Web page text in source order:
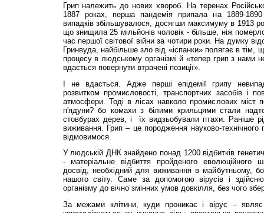
Грип належить до нових хвороб. На теренах
1887 роках, перша пандемія припала на 1889-
випадків збільшувалося, досягши максимуму в 1913
що знищила 25 мільйонів чоловік - більше, ніж
час першої світової війни за чотири роки. На думку
Гринвуда, найбільше зло від «іспанки» полягає в
процесу в людському організмі й «тепер грип з нами
вдається повернути втрачені позиції».
І не вдасться. Адже перші епідемії грипу
розвитком промисловості, транспортних засобів і
атмосфери. Тоді в лісах навколо промислових міст
п'ядуни? бо комахи з білими крильцями стали
стовбурах дерев, і їх видзьобували птахи. Раніше
виживання. Грип – це породження науково-
відмовимося.
У людській ДНК знайдено понад 1200 відбитків
- матеріальне відбиття пройденого еволюційного
досвід, необхідний для виживання в майбутньому, бо
нашого світу. Саме за допомогою вірусів і
організму до вічно змінних умов довкілля, без чого
За межами клітини, куди проникає і вірус –